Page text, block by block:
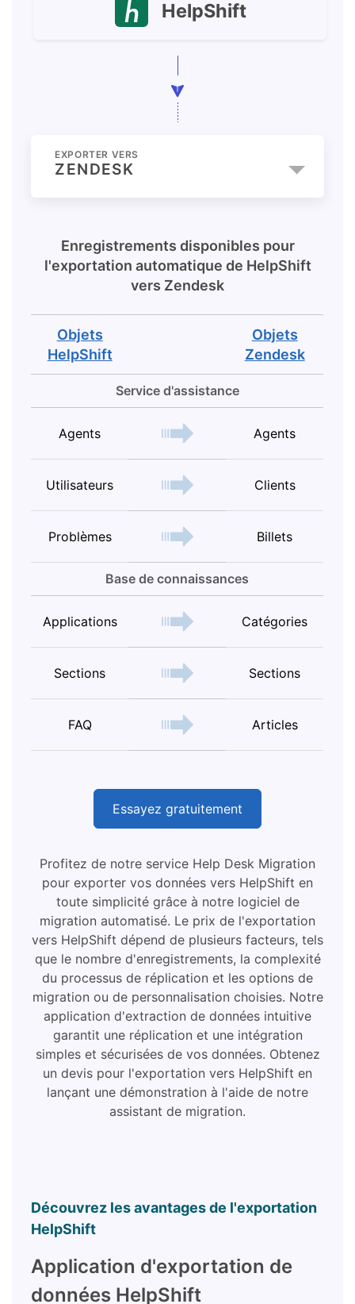
HelpShift
EXPORTER VERS
ZENDESK
Enregistrements disponibles pour
l'exportation automatique de HelpShift
vers Zendesk
Objets
HelpShift
Objets
Zendesk
Service d'assistance
Agents Agents
Utilisateurs Clients
Problèmes Billets
Base de connaissances
Applications Catégories
Sections Sections
FAQ Articles
Essayez gratuitement
Profitez de notre service Help Desk Migration
pour exporter vos données vers HelpShift en
toute simplicité grâce à notre logiciel de
migration automatisé. Le prix de l'exportation
vers HelpShift dépend de plusieurs facteurs, tels
que le nombre d'enregistrements, la complexité
du processus de réplication et les options de
migration ou de personnalisation choisies. Notre
application d'extraction de données intuitive
garantit une réplication et une intégration
simples et sécurisées de vos données. Obtenez
un devis pour l'exportation vers HelpShift en
lançant une démonstration à l'aide de notre
assistant de migration.
Découvrez les avantages de l'exportation
HelpShift
Application d'exportation de
données HelpShift